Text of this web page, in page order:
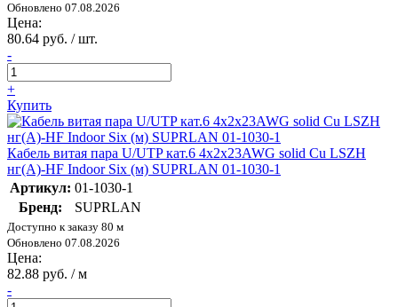
Обновлено 07.08.2026
Цена:
80.64 руб. / шт.
-
+
Купить
Кабель витая пара U/UTP кат.6 4х2х23AWG solid Cu LSZH
нг(А)-HF Indoor Six (м) SUPRLAN 01-1030-1
Артикул: 01-1030-1
Бренд:
SUPRLAN
Доступно к заказу 80 м
Обновлено 07.08.2026
Цена:
82.88 руб. / м
-